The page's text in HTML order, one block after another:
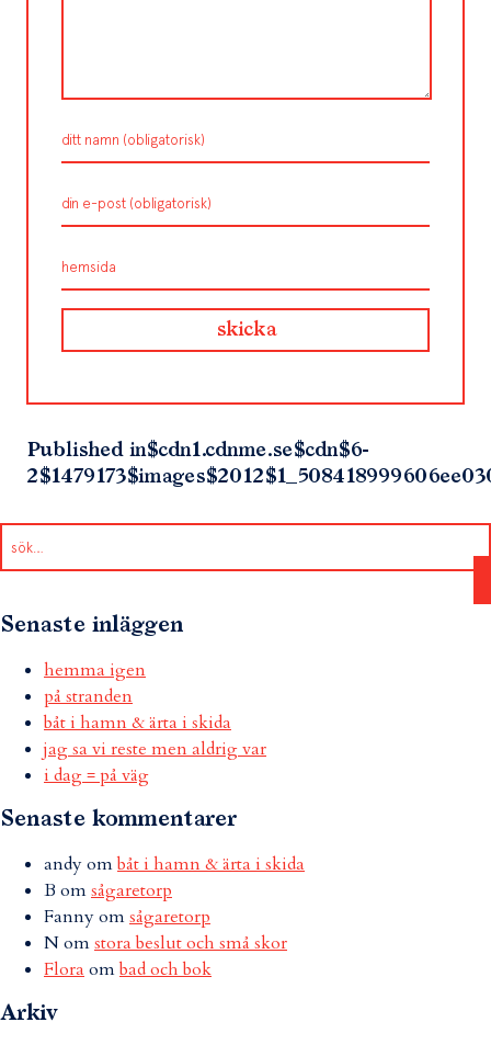
Published in$cdn1.cdnme.se$cdn$6-
Senaste inläggen
hemma igen
på stranden
båt i hamn & ärta i skida
jag sa vi reste men aldrig var
i dag = på väg
Senaste kommentarer
andyombåt i hamn & ärta i skida
B omsågaretorp
Fannyomsågaretorp
Nomstora beslut och små skor
Flora ombad och bok
Arkiv